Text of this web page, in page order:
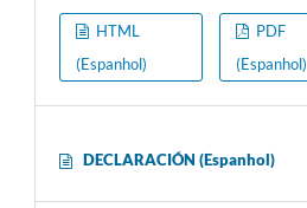
HTML
(Espanhol)
PDF
(Espanhol)
DECLARACIÓN (Espanhol)